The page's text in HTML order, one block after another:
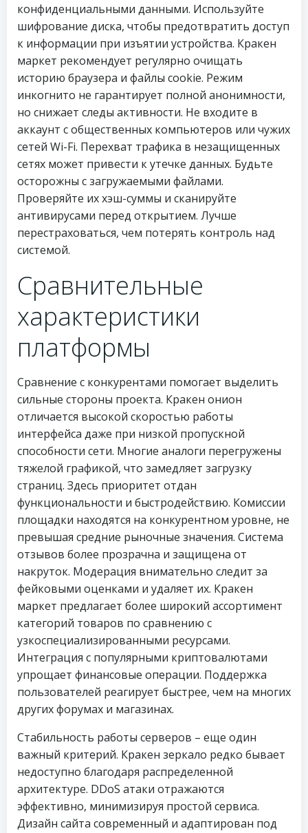
конфиденциальными данными. Используйте
шифрование диска, чтобы предотвратить доступ
к информации при изъятии устройства. Кракен
маркет рекомендует регулярно очищать
историю браузера и файлы cookie. Режим
инкогнито не гарантирует полной анонимности,
но снижает следы активности. Не входите в
аккаунт с общественных компьютеров или чужих
сетей Wi-Fi. Перехват трафика в незащищенных
сетях может привести к утечке данных. Будьте
осторожны с загружаемыми файлами.
Проверяйте их хэш-суммы и сканируйте
антивирусами перед открытием. Лучше
перестраховаться, чем потерять контроль над
системой.
Сравнительные
характеристики
платформы
Сравнение с конкурентами помогает выделить
сильные стороны проекта. Кракен онион
отличается высокой скоростью работы
интерфейса даже при низкой пропускной
способности сети. Многие аналоги перегружены
тяжелой графикой, что замедляет загрузку
страниц. Здесь приоритет отдан
функциональности и быстродействию. Комиссии
площадки находятся на конкурентном уровне, не
превышая средние рыночные значения. Система
отзывов более прозрачна и защищена от
накруток. Модерация внимательно следит за
фейковыми оценками и удаляет их. Кракен
маркет предлагает более широкий ассортимент
категорий товаров по сравнению с
узкоспециализированными ресурсами.
Интеграция с популярными криптовалютами
упрощает финансовые операции. Поддержка
пользователей реагирует быстрее, чем на многих
других форумах и магазинах.
Стабильность работы серверов – еще один
важный критерий. Кракен зеркало редко бывает
недоступно благодаря распределенной
архитектуре. DDoS атаки отражаются
эффективно, минимизируя простой сервиса.
Дизайн сайта современный и адаптирован под